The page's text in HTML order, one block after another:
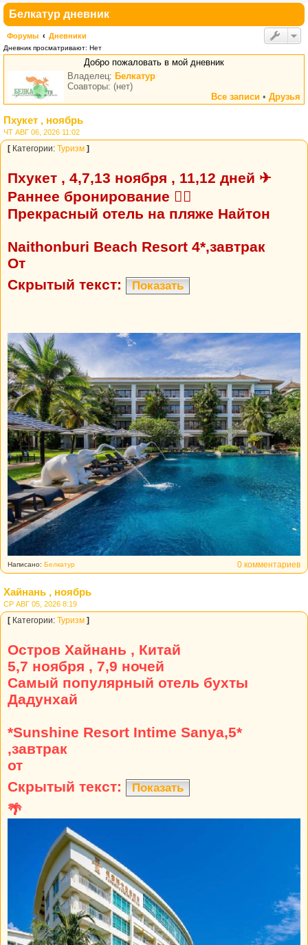
Белкатур дневник
Форумы Дневники
Дневник просматривают: Нет
Добро пожаловать в мой дневник
Владелец: Белкатур
Соавторы: (нет)
Все записи • Друзья
Пхукет , ноябрь
ЧТ АВГ 06, 2026 11:02
[ Категории: Туризм ]
Пхукет , 4,7,13 ноября , 11,12 дней ✈
Раннее бронирование 👍🏼
Прекрасный отель на пляже Найтон
Naithonburi Beach Resort 4*,завтрак
От
Скрытый текст:
Показать
0 комментариев
Написано: Белкатур
Хайнань , ноябрь
СР АВГ 05, 2026 8:19
[ Категории: Туризм ]
Остров Хайнань , Китай
5,7 ноября , 7,9 ночей
Самый популярный отель бухты
Дадунхай
*Sunshine Resort Intime Sanya,5*
,завтрак
от
Скрытый текст:
Показать
🌴